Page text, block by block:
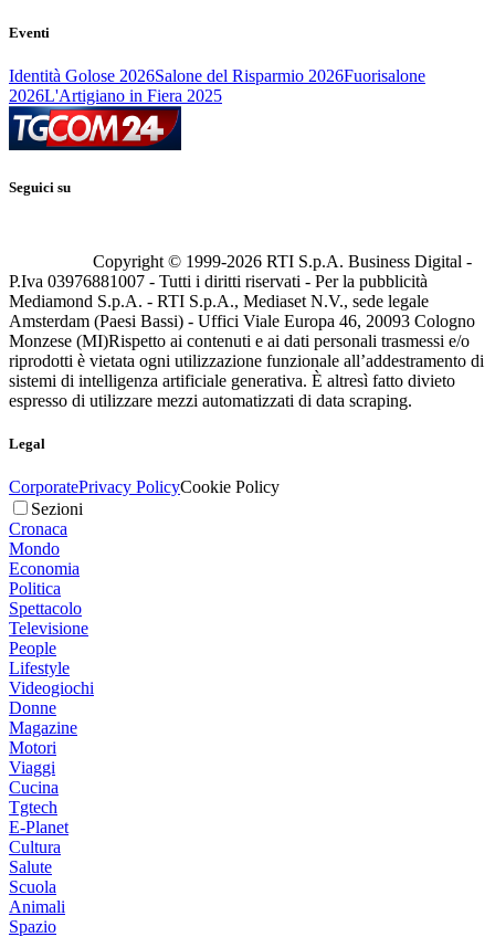
Eventi
Identità Golose 2026Salone del Risparmio 2026Fuorisalone
2026L'Artigiano in Fiera 2025
Seguici su
Copyright © 1999-2026 RTI S.p.A. Business Digital -
P.Iva 03976881007 - Tutti i diritti riservati - Per la pubblicità
Mediamond S.p.A. - RTI S.p.A., Mediaset N.V., sede legale
Amsterdam (Paesi Bassi) - Uffici Viale Europa 46, 20093 Cologno
Monzese (MI)Rispetto ai contenuti e ai dati personali trasmessi e/o
riprodotti è vietata ogni utilizzazione funzionale all’addestramento di
sistemi di intelligenza artificiale generativa. È altresì fatto divieto
espresso di utilizzare mezzi automatizzati di data scraping.
Legal
CorporatePrivacy PolicyCookie Policy
Sezioni
Cronaca
Mondo
Economia
Politica
Spettacolo
Televisione
People
Lifestyle
Videogiochi
Donne
Magazine
Motori
Viaggi
Cucina
Tgtech
E-Planet
Cultura
Salute
Scuola
Animali
Spazio